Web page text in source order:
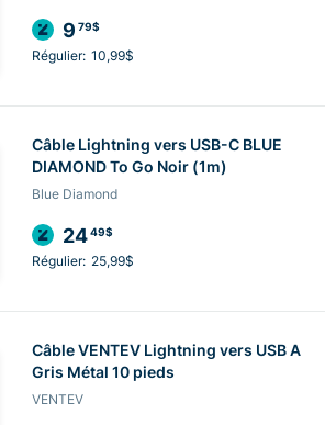
9 79$
Régulier: 10,99$
Câble Lightning vers USB-C BLUE
DIAMOND To Go Noir (1m)
Blue Diamond
2449$
Régulier: 25,99$
Câble VENTEV Lightning vers USB A
Gris Métal 10 pieds
VENTEV